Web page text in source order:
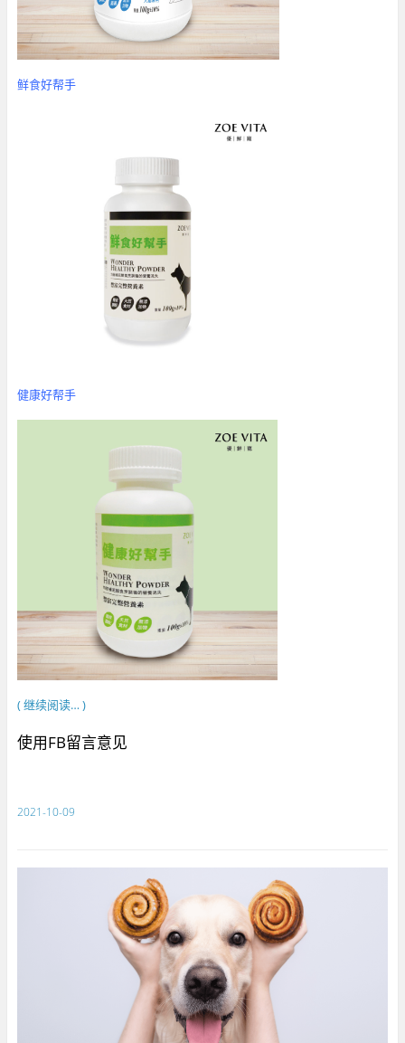
鲜食好帮手
健康好帮手
( 继续阅读… )
使用FB留言意见
2021-10-09